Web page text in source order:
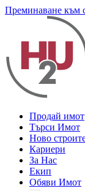
Преминаване към
Продай имот
Търси Имот
Ново
Кариери
За Нас
Екип
Обяви Имот